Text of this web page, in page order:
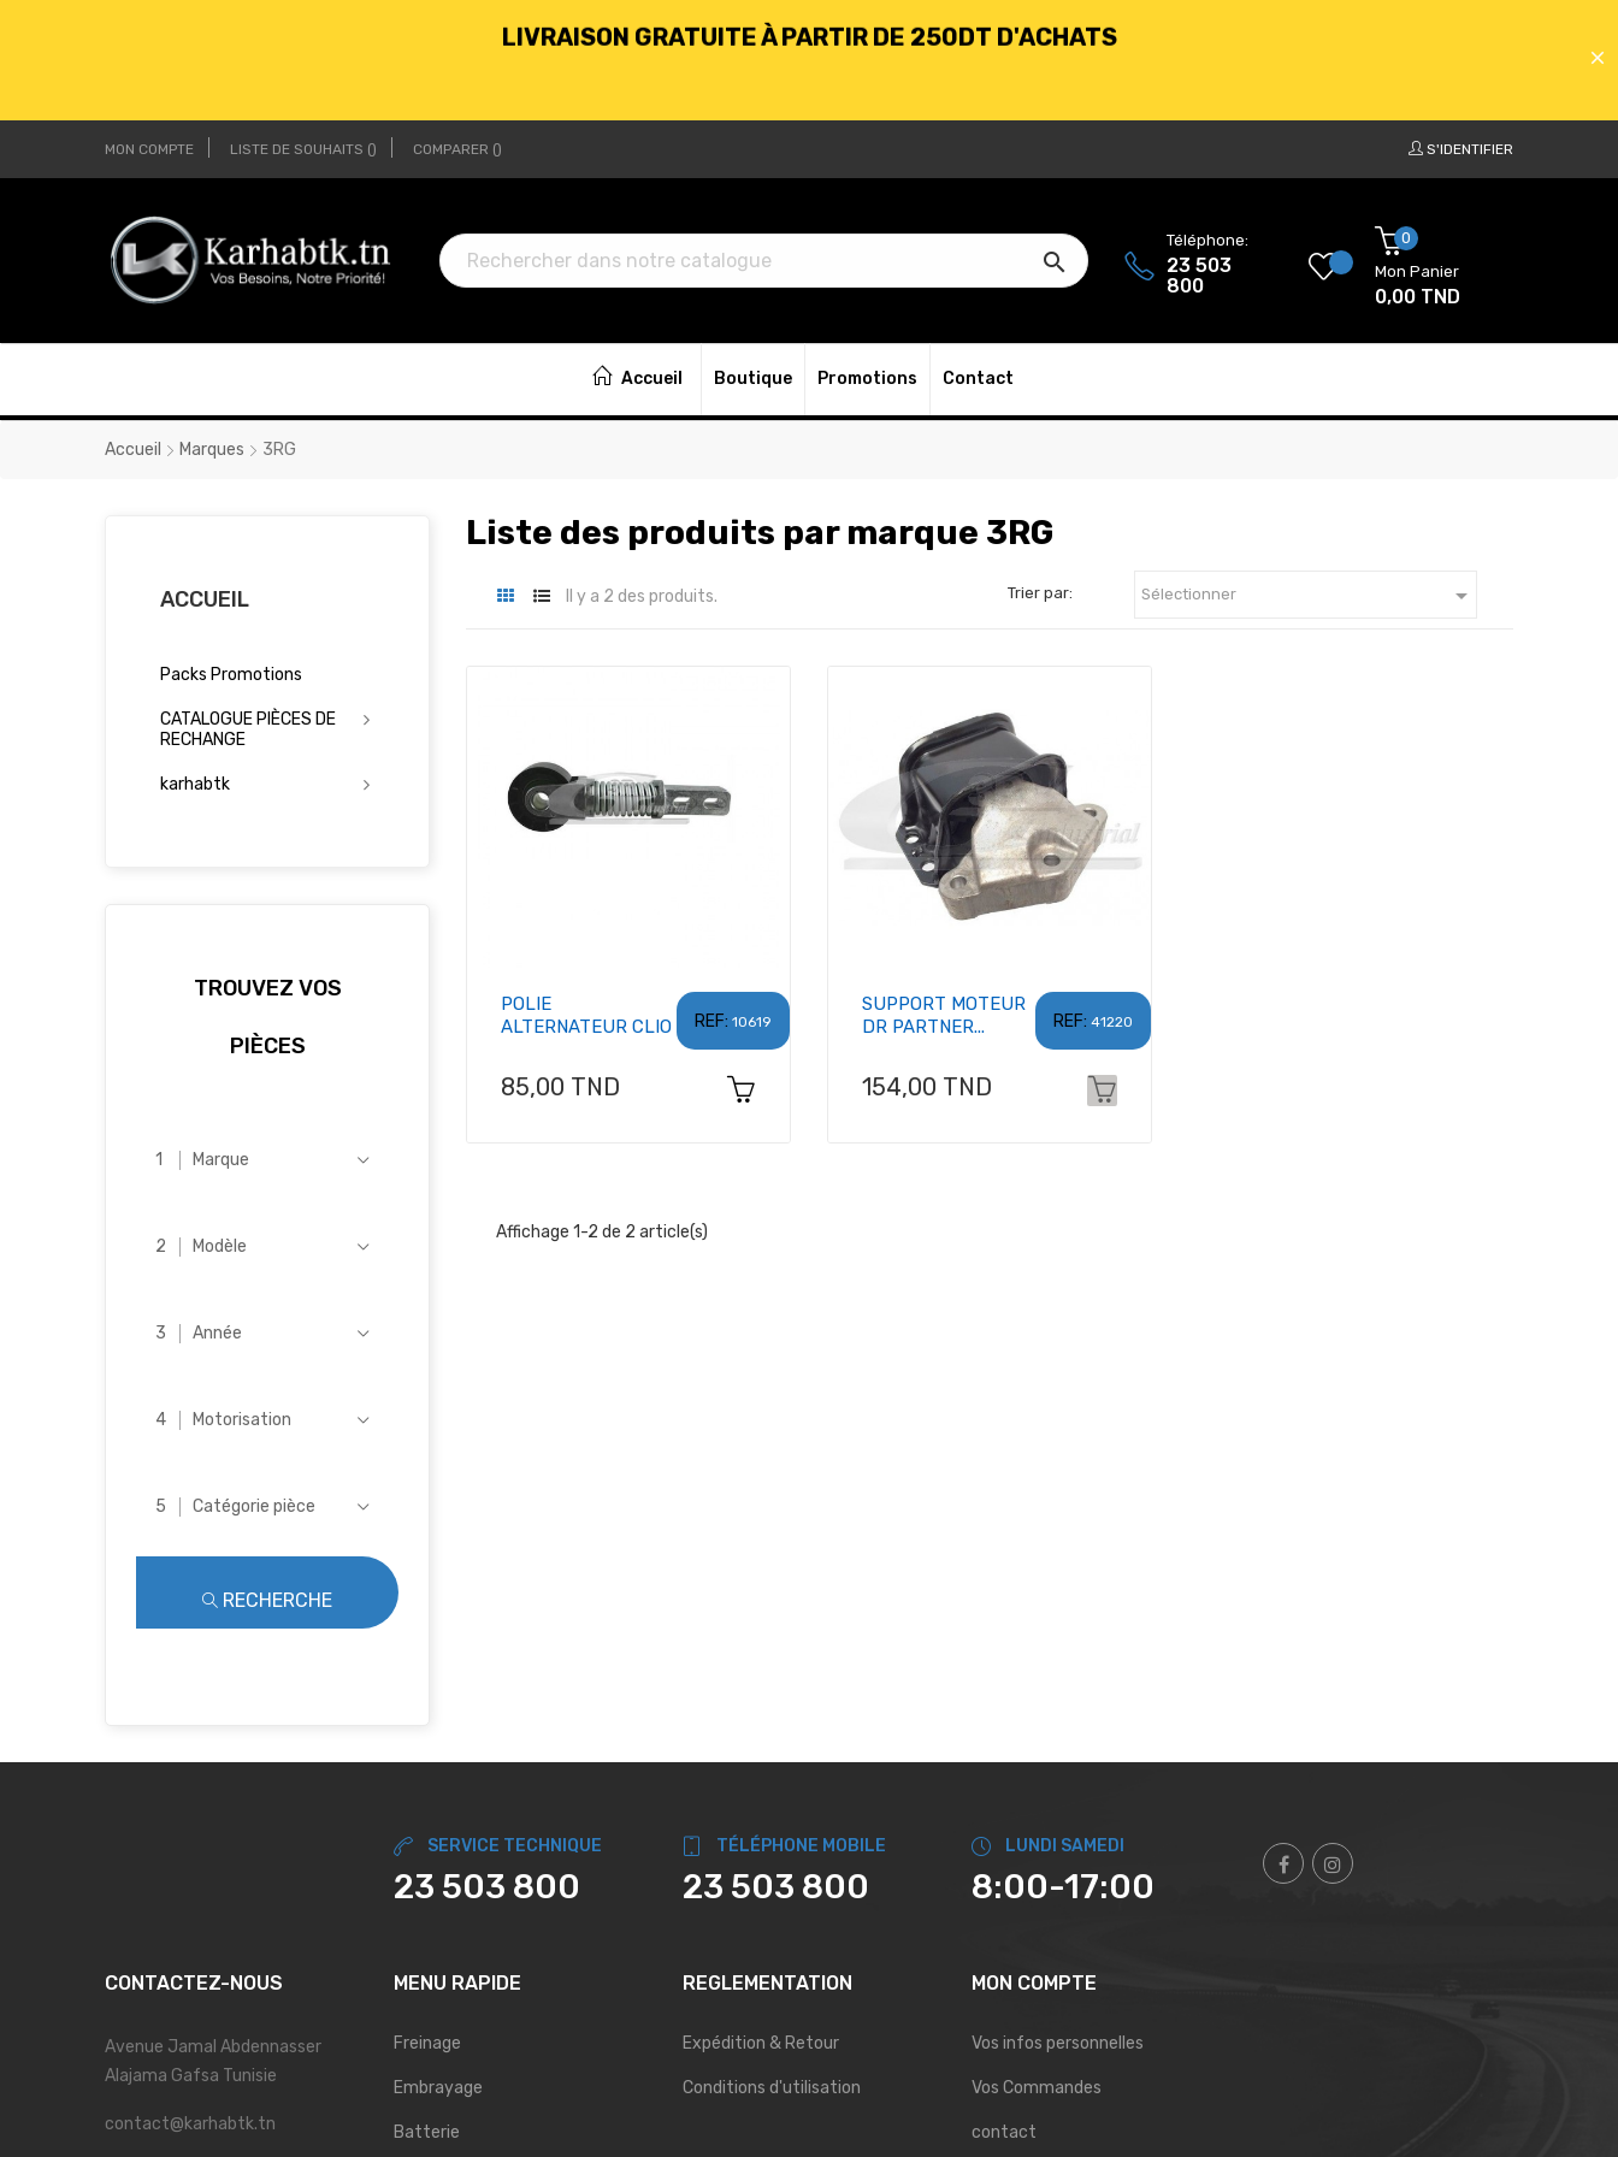
BIENVENUE CHEZ KARHABTK.TN
LIVRAISON GRATUITE À PARTIR DE 250DT D'ACHATS
MON COMPTE LISTE DE SOUHAITS COMPARER S'IDENTIFIER

Téléphone:
23 503
800
0
Mon Panier
0,00 TND
Accueil Boutique Promotions Contact
Accueil Marques 3RG
ACCUEIL
Packs Promotions
CATALOGUE PIÈCES DE
RECHANGE
karhabtk
TROUVEZ VOS
PIÈCES
Marque
Modèle
Année
Motorisation
Catégorie pièce
RECHERCHE
Liste des produits par marque 3RG
Il y a 2 des produits. Trier par: Sélectionner 
REF: 10619
POLIE
ALTERNATEUR CLIO
Prix
85,00 TND
REF: 41220
SUPPORT MOTEUR
DR PARTNER...
Prix
154,00 TND
Affichage 1-2 de 2 article(s)
SERVICE TECHNIQUE
23 503 800
TÉLÉPHONE MOBILE
23 503 800
LUNDI SAMEDI
8:00-17:00
CONTACTEZ-NOUS
Avenue Jamal Abdennasser
Alajama Gafsa Tunisie
contact@karhabtk.tn
MENU RAPIDE
Freinage
Embrayage
Batterie
REGLEMENTATION
Expédition & Retour
Conditions d'utilisation
MON COMPTE
Vos infos personnelles
Vos Commandes
contact